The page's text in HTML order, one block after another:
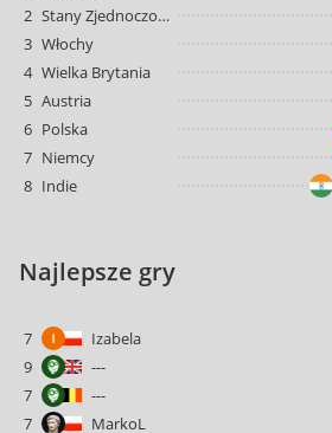
2
Stany Zjednoczone
3 Włochy
4 Wielka Brytania
5 Austria
6 Polska
7 Niemcy
8 Indie
Najlepsze gry
7
Izabela
9
---
7
---
7
MarkoL